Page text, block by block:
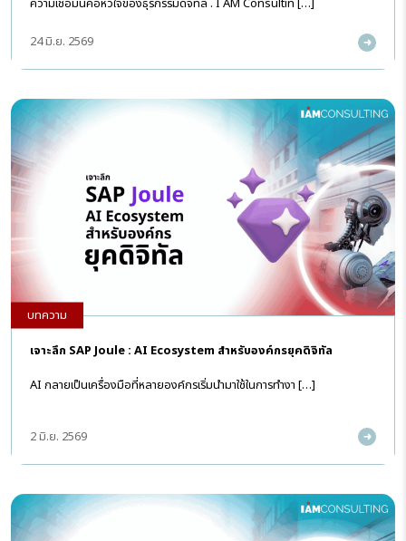
ความเชื่อมั่นคือหัวใจของธุรกรรมดิจิทัล . I AM Consultin […]
24 มิ.ย. 2569
เจาะลึก SAP Joule : AI Ecosystem สำหรับองค์กรยุคดิจิทัล
AI กลายเป็นเครื่องมือที่หลายองค์กรเริ่มนำมาใช้ในการทำงา […]
บทความ
2 มิ.ย. 2569